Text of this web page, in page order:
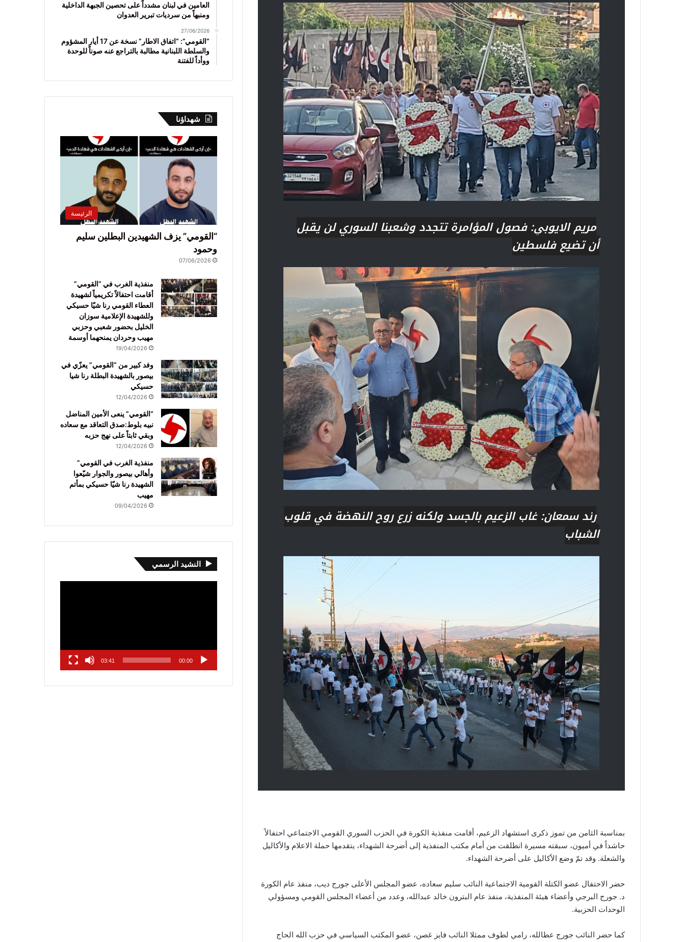
مريم الايوبي: فصول المؤامرة تتجدد وشعبنا السوري لن يقبل
أن تضيع فلسطين
رند سمعان:غاب الزعيم بالجسد ولكنه زرع روح النهضة في قلوب
الشباب
بمناسبة الثامن من تموز ذكرى استشهاد الزعيم، أقامت منفذية الكورة في الحزب السوري القومي الاجتماعي احتفالاً
حاشداً في أميون، سبقته مسيرة انطلقت من أمام مكتب المنفذية إلى أضرحة الشهداء، يتقدمها حملة الاعلام والأكاليل
والشعلة. وقد تمّ وضع الأكاليل على أضرحة الشهداء.
حضر الاحتفال عضو الكتلة القومية الاجتماعية النائب سليم سعاده، عضو المجلس الأعلى جورج ديب، منفذ عام الكورة
د. جورج البرجي وأعضاء هيئة المنفذية، منفذ عام البترون خالد عبدالله، وعدد من أعضاء المجلس القومي ومسؤولي
الوحدات الحزبية.
كما حضر النائب جورج عطالله، رامي لطوف ممثلا النائب فايز غصن، عضو المكتب السياسي في حزب الله الحاج
العامين في لبنان مشدداً على تحصين الجبهة الداخلية
ومنبهاً من سرديات تبرير العدوان
27/06/2026
“القومي”: “اتفاق الاطار” نسخة عن 17 أيار المشؤوم
والسلطة اللبنانية مطالبة بالتراجع عنه صوناً للوحدة
ووأداً للفتنة
شهداؤنا
الرئيسة
“القومي” يزف الشهيدين البطلين سليم
وحمود
07/06/2026
منفذية الغرب في “القومي”
أقامت احتفالاً تكريمياً لشهيدة
العطاء القومي رنا شيّا حسيكي
وللشهيدة الإعلامية سوزان
الخليل بحضور شعبي وحزبي
مهيب وحردان يمنحهما أوسمة
19/04/2026
وفد كبير من “القومي” يعزّي في
بيصور بالشهيدة البطلة رنا شيا
حسيكي
12/04/2026
“القومي” ينعى الأمين المناضل
نبيه بلوط:صدق التعاقد مع سعاده
وبقي ثابتاً على نهج حزبه
12/04/2026
منفذية الغرب في القومي”
وأهالي بيصور والجوار شيّعوا
الشهيدة رنا شيّا حسيكي بمأتم
مهيب
09/04/2026
النشيد الرسمي
00:00
03:41